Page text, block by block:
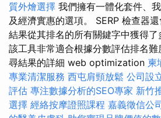
質外燴選擇 我們擁有一體化套件、
及經濟實惠的選項。 SERP 檢查器
結果從其排名的所有關鍵字中獲得了
該工具非常適合根據分數評估排名
尋結果的詳細 web optimization 柬
專業清潔服務 西屯肩頸放鬆 公司設
評估 專注數據分析的SEO專家 新竹
選擇 經絡按摩證照課程 嘉義徵信公